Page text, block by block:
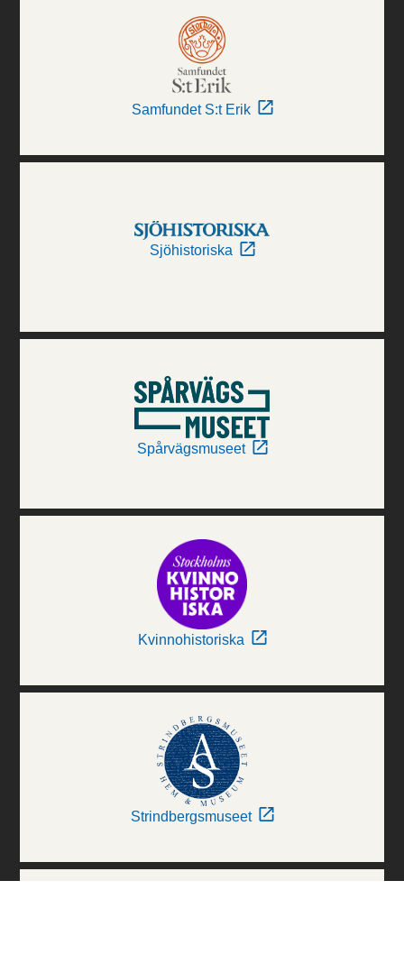
Samfundet S:t Erik
Sjöhistoriska
Spårvägsmuseet
Kvinnohistoriska
Strindbergsmuseet